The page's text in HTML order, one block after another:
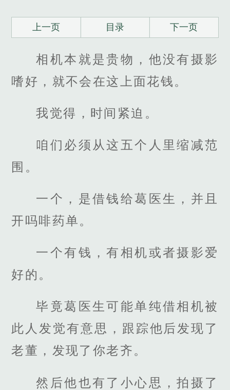
上一页 目录 下一页
相机本就是贵物，他没有摄影
嗜好，就不会在这上面花钱。
我觉得，时间紧迫。
咱们必须从这五个人里缩减范
围。
一个，是借钱给葛医生，并且
开吗啡药单。
一个有钱，有相机或者摄影爱
好的。
毕竟葛医生可能单纯借相机被
此人发觉有意思，跟踪他后发现了
老董，发现了你老齐。
然后他也有了小心思，拍摄了